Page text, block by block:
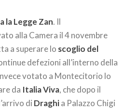
la Legge Zan. Il
alla Camera il 4 novembre
a superare lo scoglio del
defezioni all’interno della
votato a Montecitorio lo
da Italia Viva, che dopo il
di Draghia Palazzo Chigi